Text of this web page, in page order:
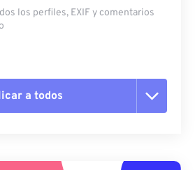
los perfiles, EXIF ​​y comentarios
a todos
el ajuste preestablecido